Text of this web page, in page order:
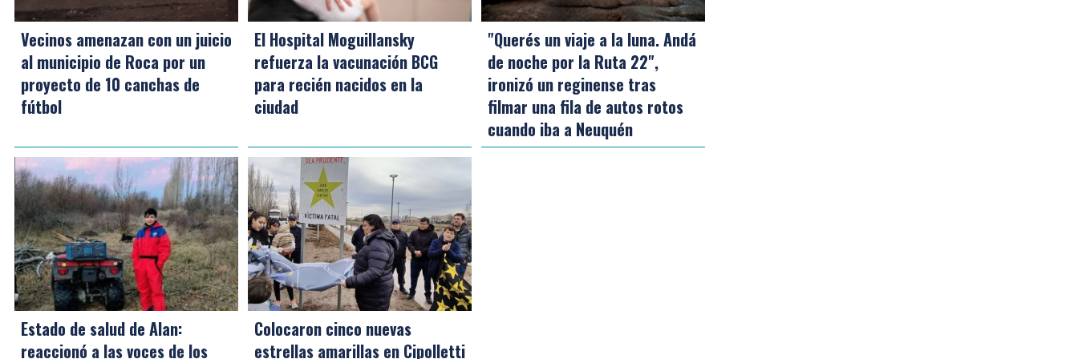
Vecinos amenazan con un juicio
al municipio de Roca por un
proyecto de 10 canchas de
fútbol
El Hospital Moguillansky
refuerza la vacunación BCG
para recién nacidos en la
ciudad
"Querés un viaje a la luna. Andá
de noche por la Ruta 22",
ironizó un reginense tras
filmar una fila de autos rotos
cuando iba a Neuquén
Estado de salud de Alan:
reaccionó a las voces de los
Colocaron cinco nuevas
estrellas amarillas en Cipolletti